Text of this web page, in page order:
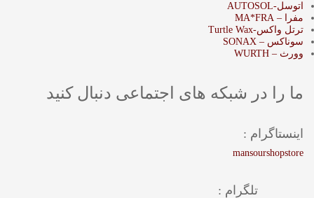
اتوسل-AUTOSOL
مفرا – MA*FRA
ترتل واکس-Turtle Wax
سوناکس – SONAX
وورث – WURTH
ما را در شبکه های اجتماعی دنبال کنید
اینستاگرام :
mansourshopstore
تلگرام :